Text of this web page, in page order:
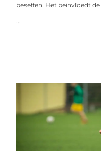
beseffen. Het beïnvloedt
...